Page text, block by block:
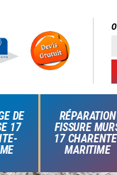
DE
17
RÉPARATION
FISSURE
17
MARITIME